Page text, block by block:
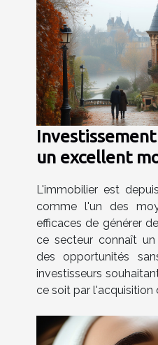
un excellent
L'immobilier est
comme l'un des
efficaces de générer
ce secteur connaît
des opportunités
investisseurs
ce soit par l'acquisition